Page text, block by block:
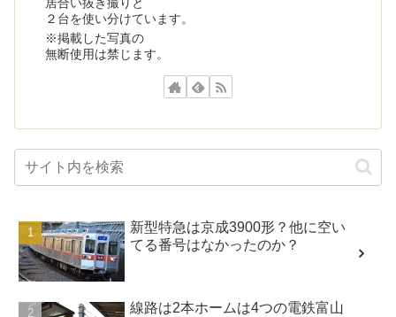
２台を使い分けています。
※掲載した写真の
無断使用は禁じます。
新型特急は京成3900形？他に空い
てる番号はなかったのか？
線路は2本ホームは4つの電鉄富山